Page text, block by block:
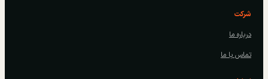
شرکت
درباره ما
تماس با ما